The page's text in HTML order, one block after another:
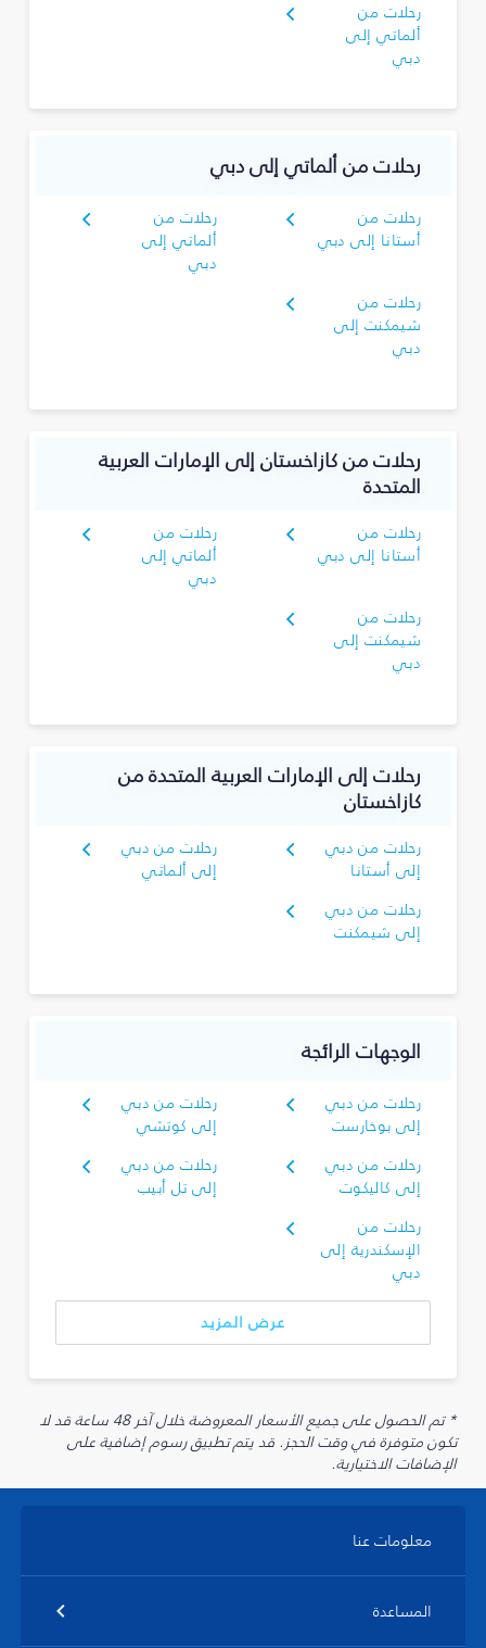
رحلات من
ألماتي إلى
دبي
رحلات من ألماتي إلى دبي
رحلات من
أستانا إلى دبي
رحلات من
ألماتي إلى
دبي
رحلات من
شيمكنت إلى
دبي
رحلات من كازاخستان إلى الإمارات العربية
المتحدة
رحلات من
أستانا إلى دبي
رحلات من
ألماتي إلى
دبي
رحلات من
شيمكنت إلى
دبي
رحلات إلى الإمارات العربية المتحدة من
كازاخستان
رحلات من دبي
إلى أستانا
رحلات من دبي
إلى ألماتي
رحلات من دبي
إلى شيمكنت
الوجهات الرائجة
رحلات من دبي
إلى بوخارست
رحلات من دبي
إلى كوتشي
رحلات من دبي
إلى كاليكوت
رحلات من دبي
إلى تل أبيب
رحلات من
الإسكندرية إلى
دبي
عرض المزيد
* تم الحصول على جميع الأسعار المعروضة خلال آخر 48 ساعة قد لا
تكون متوفرة في وقت الحجز. قد يتم تطبيق رسوم إضافية على
الإضافات الاختيارية.
معلومات عنا
المساعدة